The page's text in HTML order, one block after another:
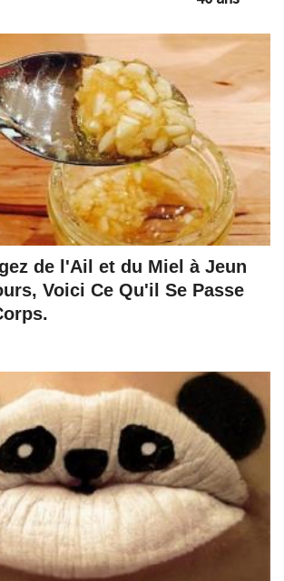
de l'Ail et du Miel à Jeun
Voici Ce Qu'il Se Passe